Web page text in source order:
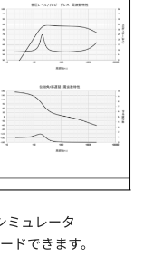
ミュレータ
ドできます。